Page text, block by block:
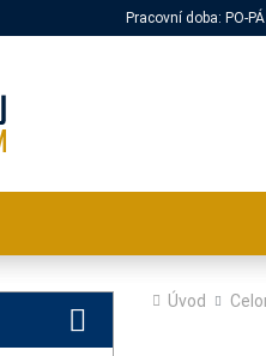
Pracovní doba: PO-
Úvod